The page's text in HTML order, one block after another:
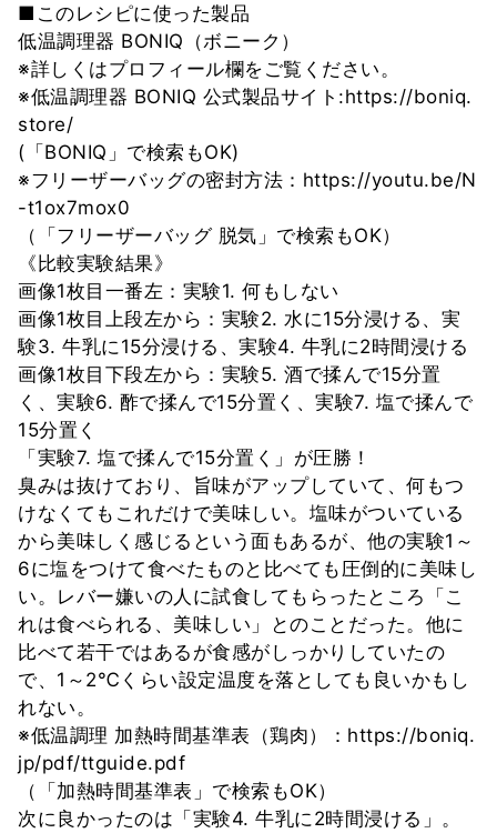
■このレシピに使った製品
低温調理器 BONIQ（ボニーク）
※詳しくはプロフィール欄をご覧ください。
※低温調理器 BONIQ 公式製品サイト:https://boniq.
store/
(「BONIQ」で検索もOK)
※フリーザーバッグの密封方法：https://youtu.be/N
-t1ox7mox0
（「フリーザーバッグ 脱気」で検索もOK）
《比較実験結果》
画像1枚目一番左：実験1. 何もしない
画像1枚目上段左から：実験2. 水に15分浸ける、実
験3. 牛乳に15分浸ける、実験4. 牛乳に2時間浸ける
画像1枚目下段左から：実験5. 酒で揉んで15分置
く、実験6. 酢で揉んで15分置く、実験7. 塩で揉んで
15分置く
「実験7. 塩で揉んで15分置く」が圧勝！
臭みは抜けており、旨味がアップしていて、何もつ
けなくてもこれだけで美味しい。塩味がついている
から美味しく感じるという面もあるが、他の実験1～
6に塩をつけて食べたものと比べても圧倒的に美味し
い。レバー嫌いの人に試食してもらったところ「こ
れは食べられる、美味しい」とのことだった。他に
比べて若干ではあるが食感がしっかりしていたの
で、1～2℃くらい設定温度を落としても良いかもし
れない。
※低温調理 加熱時間基準表（鶏肉）：https://boniq.
jp/pdf/ttguide.pdf
（「加熱時間基準表」で検索もOK）
次に良かったのは「実験4. 牛乳に2時間浸ける」。